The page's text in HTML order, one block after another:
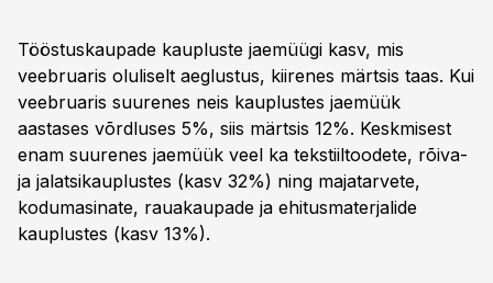
Tööstuskaupade kaupluste jaemüügi kasv, mis
veebruaris oluliselt aeglustus, kiirenes märtsis taas. Kui
veebruaris suurenes neis kauplustes jaemüük
aastases võrdluses 5%, siis märtsis 12%. Keskmisest
enam suurenes jaemüük veel ka tekstiiltoodete, rõiva-
ja jalatsikauplustes (kasv 32%) ning majatarvete,
kodumasinate, rauakaupade ja ehitusmaterjalide
kauplustes (kasv 13%).